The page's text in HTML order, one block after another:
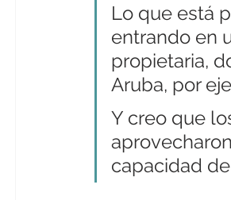
Lo que está
entrando en
propietaria,
Aruba, por
Y creo que
capacidad